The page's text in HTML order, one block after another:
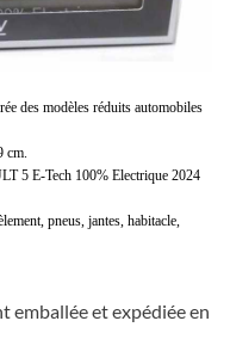
des modèles réduits automobiles
cm.
5 E-Tech 100% Electrique 2024
pneus, jantes, habitacle,
emballée et expédiée en